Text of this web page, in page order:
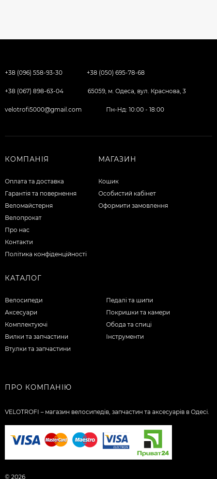
+38 (096) 558-93-30 +38 (050) 695-78-68
+38 (067) 898-63-04 65059, м. Одеса, вул. Краснова, 3
velotrofi5000@gmail.com Пн-Нд: 10:00 - 18:00
КОМПАНІЯ
Оплата та доставка
Гарантія та повернення
Веломайстерня
Велопрокат
Про нас
Контакти
Політика конфіденційності
МАГАЗИН
Кошик
Особистий кабінет
Оформити замовлення
КАТАЛОГ
Велосипеди
Аксесуари
Комплектуючі
Вилки та запчастини
Втулки та запчастини
Педалі та шипи
Покришки та камери
Обода та спиці
Інструменти
ПРО КОМПАНІЮ
VELOTROFI – магазин велосипедів, запчастин та аксесуарів в Одесі.
© 2026